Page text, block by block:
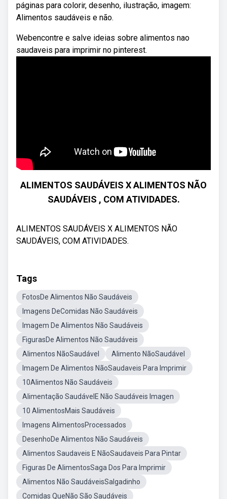
páginas para colorir, desenho, ilustração, imagem:
Alimentos saudáveis e não.
Webencontre e salve ideias sobre alimentos nao
saudaveis para imprimir no pinterest.
ALIMENTOS SAUDÁVEIS X ALIMENTOS NÃO
SAUDÁVEIS , COM ATIVIDADES.
ALIMENTOS SAUDÁVEIS X ALIMENTOS NÃO
SAUDÁVEIS, COM ATIVIDADES.
Tags
FotosDe Alimentos Não Saudáveis
Imagens DeComidas Não Saudáveis
Imagem De Alimentos Não Saudáveis
FigurasDe Alimentos Não Saudáveis
Alimentos NãoSaudável
Alimento NãoSaudável
Imagem De Alimentos NãoSaudaveis Para Imprimir
10Alimentos Não Saudáveis
Alimentação SaudávelE Não Saudáveis Imagen
10 AlimentosMais Saudáveis
Imagens AlimentosProcessados
DesenhoDe Alimentos Não Saudáveis
Alimentos Saudaveis E NãoSaudaveis Para Pintar
Figuras De AlimentosSaga Dos Para Imprimir
Alimentos Não SaudáveisSalgadinho
Comidas QueNão São Saudáveis